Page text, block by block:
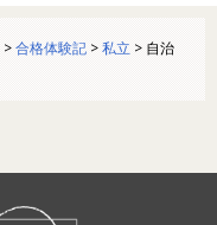
>合格体験記 >私立 > 自治